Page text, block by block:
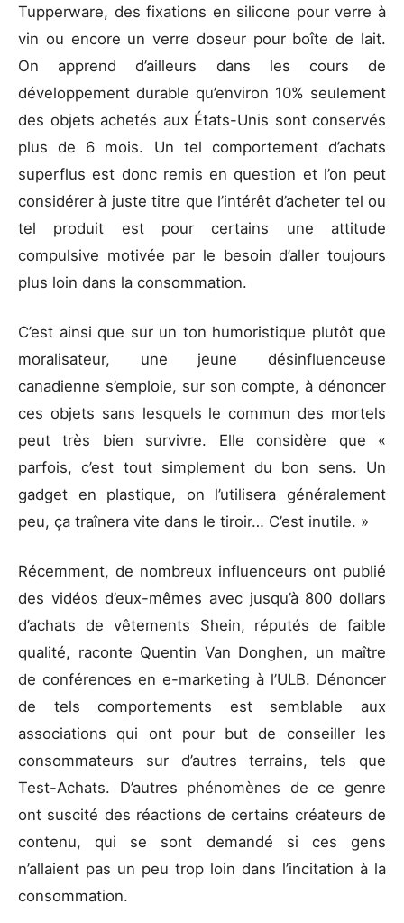
Tupperware, des fixations en silicone pour verre à
vin ou encore un verre doseur pour boîte de lait.
On apprend d’ailleurs dans les cours de
développement durable qu’environ 10% seulement
des objets achetés aux États-Unis sont conservés
plus de 6 mois. Un tel comportement d’achats
superflus est donc remis en question et l’on peut
considérer à juste titre que l’intérêt d’acheter tel ou
tel produit est pour certains une attitude
compulsive motivée par le besoin d’aller toujours
plus loin dans la consommation.
C’est ainsi que sur un ton humoristique plutôt que
moralisateur, une jeune désinfluenceuse
canadienne s’emploie, sur son compte, à dénoncer
ces objets sans lesquels le commun des mortels
peut très bien survivre. Elle considère que «
parfois, c’est tout simplement du bon sens. Un
gadget en plastique, on l’utilisera généralement
peu, ça traînera vite dans le tiroir… C’est inutile. »
Récemment, de nombreux influenceurs ont publié
des vidéos d’eux-mêmes avec jusqu’à 800 dollars
d’achats de vêtements Shein, réputés de faible
qualité, raconte Quentin Van Donghen, un maître
de conférences en e-marketing à l’ULB. Dénoncer
de tels comportements est semblable aux
associations qui ont pour but de conseiller les
consommateurs sur d’autres terrains, tels que
Test-Achats. D’autres phénomènes de ce genre
ont suscité des réactions de certains créateurs de
contenu, qui se sont demandé si ces gens
n’allaient pas un peu trop loin dans l’incitation à la
consommation.